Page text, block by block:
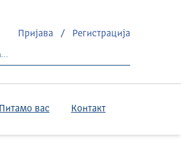
Пријава / Регистрација
Питамо вас Контакт